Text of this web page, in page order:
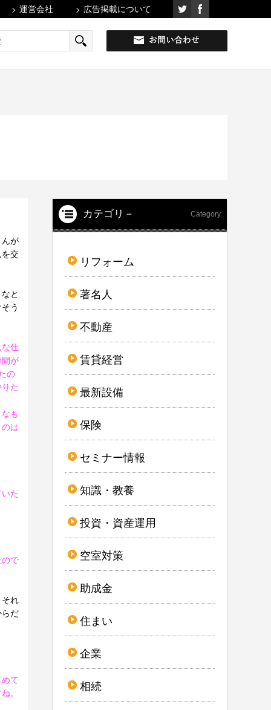
運営会社 広告掲載について
が
を交
と
う
仕
間が
の
た
も
は
た
で
れ
らだ
て
。
カテゴリ－ Category
リフォーム
著名人
不動産
賃貸経営
最新設備
保険
セミナー情報
知識・教養
投資・資産運用
空室対策
助成金
住まい
企業
相続